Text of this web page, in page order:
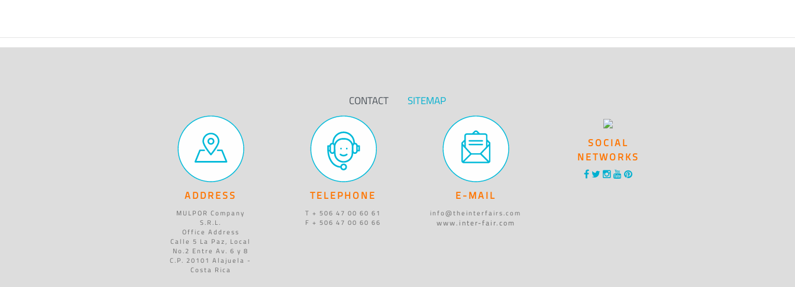
CONTACT SITEMAP
ADDRESS
MULPOR Company
S.R.L.
Office Address
Calle 5 La Paz, Local
No.2 Entre Av. 6 y 8
C.P. 20101 Alajuela -
Costa Rica
TELEPHONE
T + 506 47 00 60 61
F + 506 47 00 60 66
E-MAIL
info@theinterfairs.com
www.inter-fair.com
SOCIAL
NETWORKS